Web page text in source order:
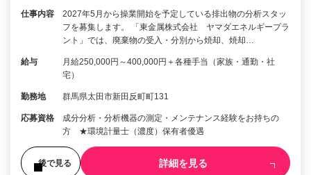
仕事内容
2027年5月から操業開始を予定している排出物の分析スタッ
フを募集します。 「東金属株式会社 ヤマダエネルギープラ
ント」では、廃棄物の受入・分別から焼却、焼却…
給与
月給250,000円～400,000円＋各種手当（家族・通勤・社
宅）
勤務地 群馬県太田市新田反町町131
応募資格
成分分析・分析機器の測定・メンテナンス経験をお持ちの
方 ★環境計量士（濃度）保有者優遇
後で見る 詳細を見る